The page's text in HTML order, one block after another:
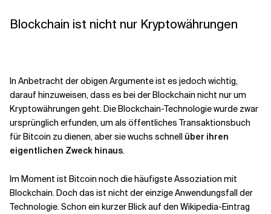
Blockchain ist nicht nur Kryptowährungen
In Anbetracht der obigen Argumente ist es jedoch wichtig,
darauf hinzuweisen, dass es bei der Blockchain nicht nur um
Kryptowährungen geht. Die Blockchain-Technologie wurde zwar
ursprünglich erfunden, um als öffentliches Transaktionsbuch
für Bitcoin zu dienen, aber sie wuchs schnell über ihren
eigentlichen Zweck hinaus.
Im Moment ist Bitcoin noch die häufigste Assoziation mit
Blockchain. Doch das ist nicht der einzige Anwendungsfall der
Technologie. Schon ein kurzer Blick auf den Wikipedia-Eintrag